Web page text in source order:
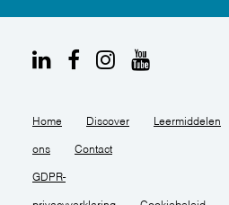
Home Discover Leermiddelen
ons Contact
GDPR-